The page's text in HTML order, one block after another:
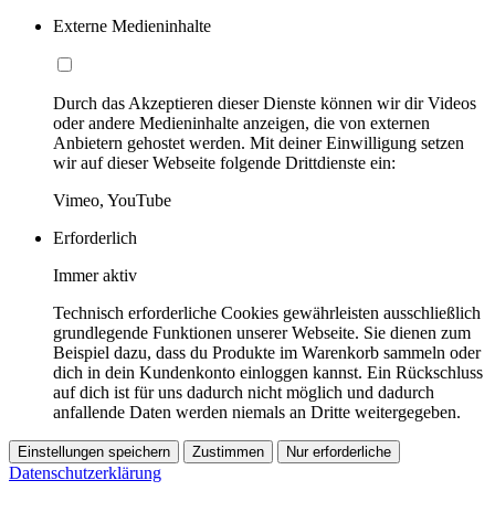
Externe Medieninhalte
Durch das Akzeptieren dieser Dienste können wir dir Videos
oder andere Medieninhalte anzeigen, die von externen
Anbietern gehostet werden. Mit deiner Einwilligung setzen
wir auf dieser Webseite folgende Drittdienste ein:
Vimeo, YouTube
Erforderlich
Immer aktiv
Technisch erforderliche Cookies gewährleisten ausschließlich
grundlegende Funktionen unserer Webseite. Sie dienen zum
Beispiel dazu, dass du Produkte im Warenkorb sammeln oder
dich in dein Kundenkonto einloggen kannst. Ein Rückschluss
auf dich ist für uns dadurch nicht möglich und dadurch
anfallende Daten werden niemals an Dritte weitergegeben.
Einstellungen speichern Zustimmen Nur erforderliche
Datenschutzerklärung